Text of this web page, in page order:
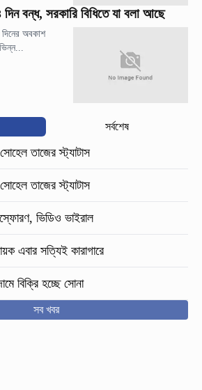
দিন বন্ধ, সরকারি বিধিতে যা বলা আছে
দিনের অবকাশ
সর্বশেষ
তাজের স্ট্যাটাস
তাজের স্ট্যাটাস
ভিডিও ভাইরাল
এবার সত্যিই কারাগারে
বিক্রি হচ্ছে সোনা
সব খবর